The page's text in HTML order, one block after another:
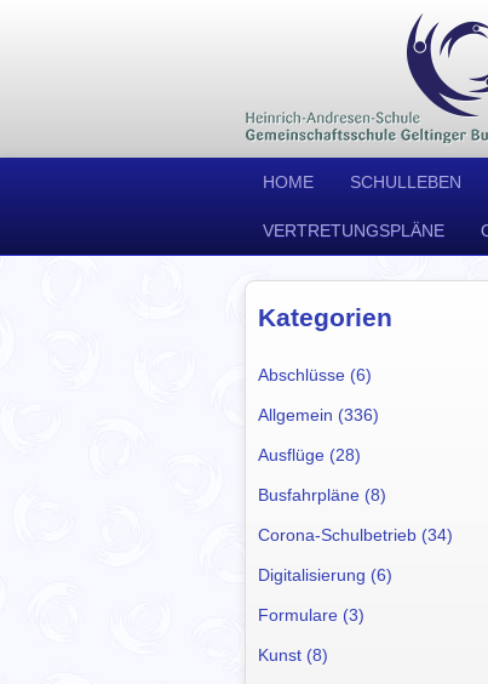
HOME SCHULLEBEN
VERTRETUNGSPLÄNE
Kategorien
Abschlüsse (6)
Allgemein (336)
Ausflüge (28)
Busfahrpläne (8)
Corona-Schulbetrieb (34)
Digitalisierung (6)
Formulare (3)
Kunst (8)